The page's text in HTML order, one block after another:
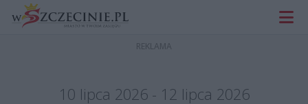
10 lipca 2026 - 12 lipca 2026